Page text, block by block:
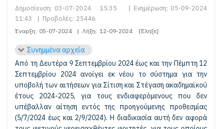
Δημοσίευση: 03-07-2024 15:35 | Ενημέρωση: 05-09-2024
11:43
| Προβολές: 25446
Έναρξη: 05-07-2024 | Λήξη: 12-09-2024 [Έληξε]
Συνημμένα αρχεία
Από τη Δευτέρα 9 Σεπτεμβρίου 2024 έως και την Πέμπτη 12
Σεπτεμβρίου 2024 ανοίγει εκ νέου το σύστημα για την
υποβολή των αιτήσεων για Σίτιση και Στέγαση ακαδημαϊκού
έτους 2024-2025, για τους ενδιαφερόμενους που δεν
υπέβαλλαν αίτηση εντός της προηγούμενης προθεσμίας
(5/7/2024 έως και 2/9/2024). Η διαδικασία αυτή δεν αφορά